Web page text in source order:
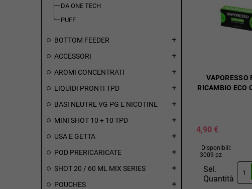
DA ONE TECH
PUFF
BOTTOM FEEDER add
ACCESSORI add
AROMI CONCENTRATI add
LIQUIDI PRONTI TPD add
BASI NEUTRE VG PG E NICOTINE add
MINI SHOT 10 + 10 TPD add
USA E GETTA add
POD PRERICARICATE add
SHOT 20 / 60 ML MIX SERIES add
POUCHES add
VAPORESSO
RICAMBIO ECO
4,90 €
Disponibili:
3009 pz
Sel.
Quantità